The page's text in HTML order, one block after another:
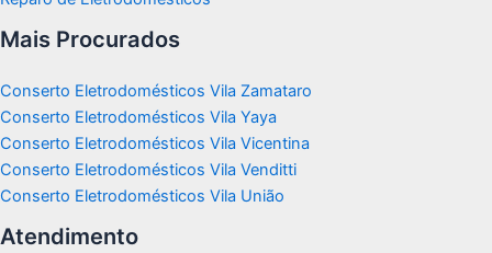
Mais Procurados
Conserto Eletrodomésticos Vila Zamataro
Conserto Eletrodomésticos Vila Yaya
Conserto Eletrodomésticos Vila Vicentina
Conserto Eletrodomésticos Vila Venditti
Conserto Eletrodomésticos Vila União
Atendimento